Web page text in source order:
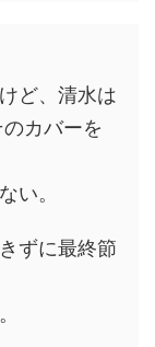
ど、清水は
カバーを
い。
ずに最終節